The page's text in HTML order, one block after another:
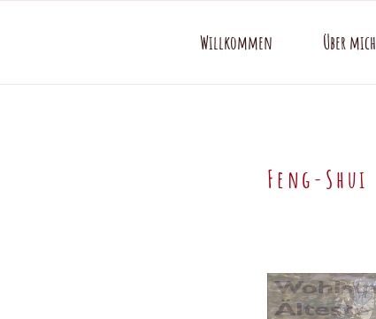
Willkommen Über mich
Feng-Shui